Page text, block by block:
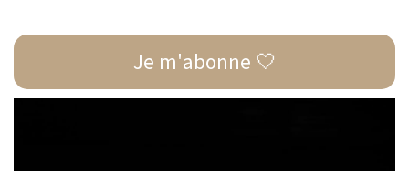
Je m'abonne 🤍